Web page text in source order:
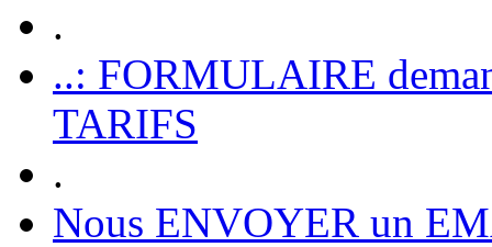
.
..: FORMULAIRE
TARIFS
.
Nous ENVOYER un